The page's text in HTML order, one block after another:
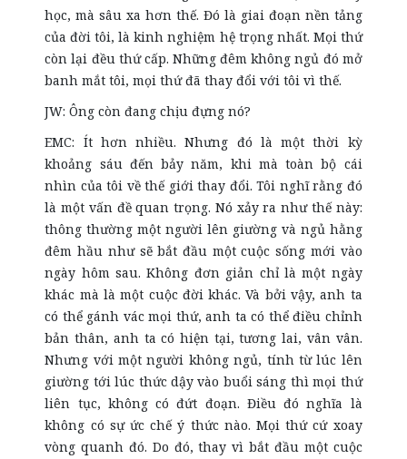
học, mà sâu xa hơn thế. Đó là giai đoạn nền tảng
của đời tôi, là kinh nghiệm hệ trọng nhất. Mọi thứ
còn lại đều thứ cấp. Những đêm không ngủ đó mở
banh mắt tôi, mọi thứ đã thay đổi với tôi vì thế.
JW: Ông còn đang chịu đựng nó?
EMC: Ít hơn nhiều. Nhưng đó là một thời kỳ
khoảng sáu đến bảy năm, khi mà toàn bộ cái
nhìn của tôi về thế giới thay đổi. Tôi nghĩ rằng đó
là một vấn đề quan trọng. Nó xảy ra như thế này:
thông thường một người lên giường và ngủ hằng
đêm hầu như sẽ bắt đầu một cuộc sống mới vào
ngày hôm sau. Không đơn giản chỉ là một ngày
khác mà là một cuộc đời khác. Và bởi vậy, anh ta
có thể gánh vác mọi thứ, anh ta có thể điều chỉnh
bản thân, anh ta có hiện tại, tương lai, vân vân.
Nhưng với một người không ngủ, tính từ lúc lên
giường tới lúc thức dậy vào buổi sáng thì mọi thứ
liên tục, không có đứt đoạn. Điều đó nghĩa là
không có sự ức chế ý thức nào. Mọi thứ cứ xoay
vòng quanh đó. Do đó, thay vì bắt đầu một cuộc